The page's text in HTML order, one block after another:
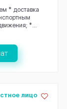
* доставка
*...
лицо